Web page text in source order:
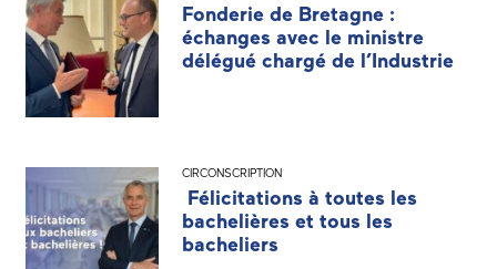
Fonderie de Bretagne :
échanges avec le ministre
délégué chargé de l’Industrie
CIRCONSCRIPTION
Félicitations à toutes les
bachelières et tous les
bacheliers